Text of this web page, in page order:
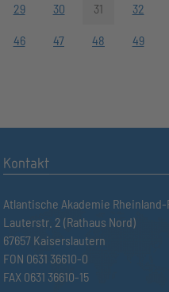
29 30 31 32
46 47 48 49
Kontakt
Atlantische Akademie Rheinland-
Lauterstr. 2 (Rathaus Nord)
67657 Kaiserslautern
FON 0631 36610-0
FAX 0631 36610-15